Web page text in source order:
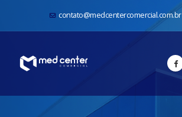
contato@medcentercomercial.com.br